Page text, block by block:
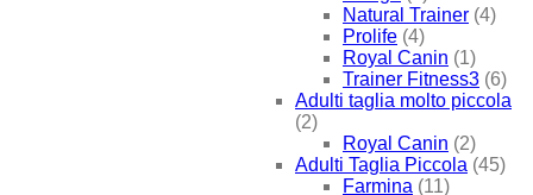
Natural Trainer (4)
Prolife (4)
Royal Canin (1)
Trainer Fitness3 (6)
Adulti taglia molto piccola
(2)
Royal Canin (2)
Adulti Taglia Piccola (45)
Farmina (11)